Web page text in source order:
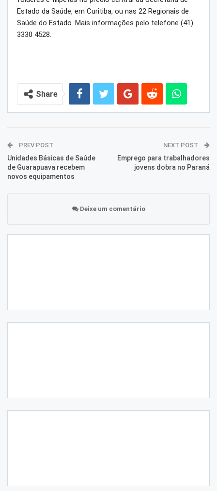
Estado da Saúde, em Curitiba, ou nas 22 Regionais de
Saúde do Estado. Mais informações pelo telefone (41)
3330 4528.
Share
PREV POST
Unidades Básicas de Saúde
de Guarapuava recebem
novos equipamentos
NEXT POST
Emprego para trabalhadores
jovens dobra no Paraná
Deixe um comentário